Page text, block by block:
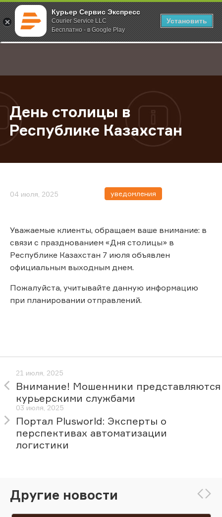
Курьер Сервис Экспресс
Courier Service LLC
Бесплатно - в Google Play
Установить
;
Главная О компании Новости День столицы в Республике
День столицы в
Республике Казахстан
04 июля, 2025 уведомления
Уважаемые клиенты, обращаем ваше внимание: в
связи с празднованием «Дня столицы» в
Республике Казахстан 7 июля объявлен
официальным выходным днем.
Пожалуйста, учитывайте данную информацию
при планировании отправлений.
21 июля, 2025
Внимание! Мошенники представляются
курьерскими службами
03 июля, 2025
Портал Plusworld: Эксперты о
перспективах автоматизации
логистики
Другие новости